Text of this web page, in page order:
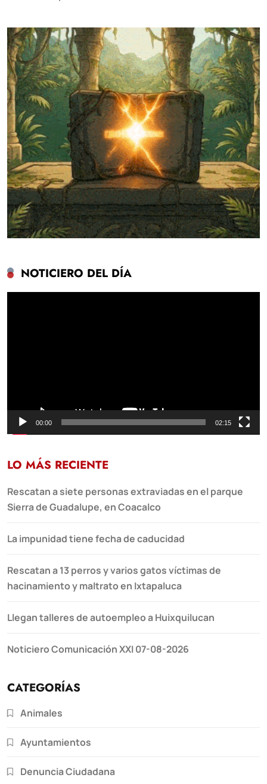
NOTICIERO DEL DÍA
00:00 02:15
LO MÁS RECIENTE
Rescatan a siete personas extraviadas en el parque
Sierra de Guadalupe, en Coacalco
La impunidad tiene fecha de caducidad
Rescatan a 13 perros y varios gatos víctimas de
hacinamiento y maltrato en Ixtapaluca
Llegan talleres de autoempleo a Huixquilucan
Noticiero Comunicación XXI 07-08-2026
CATEGORÍAS
Animales
Ayuntamientos
Denuncia Ciudadana